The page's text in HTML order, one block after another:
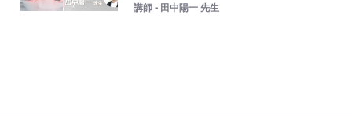
講師 - 田中陽一 先生